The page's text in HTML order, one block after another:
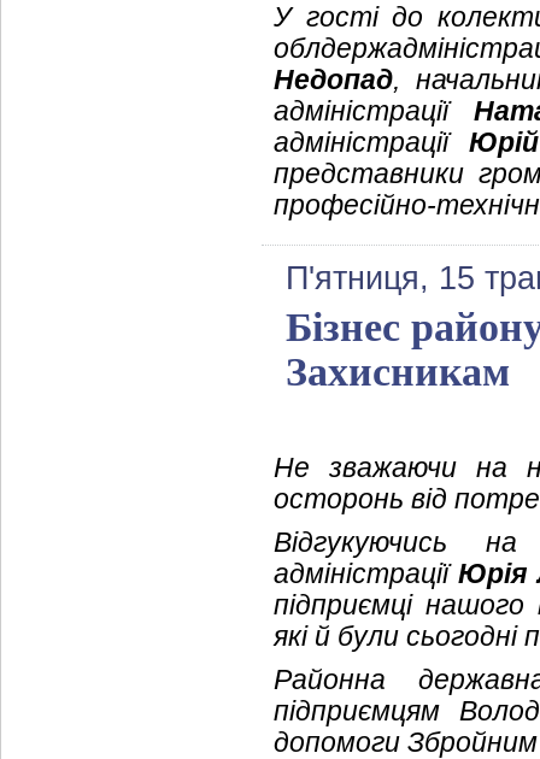
У гості до
Недопад,
адміністрації
адміністрації
представники
професійно-
П'ятниця, 15
Бізнес
Захисникам
Не зважаючи на
осторонь від
Відгукуючись на
адміністраціїЮрія
підприємці
які й були
Районна
підприємцям
допомоги